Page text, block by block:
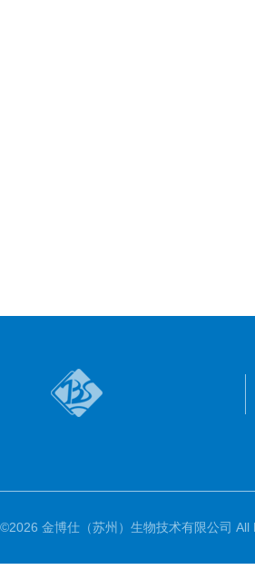
©2026 金博仕（苏州）生物技术有限公司 All